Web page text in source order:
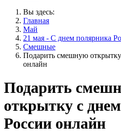
Вы здесь:
Главная
Май
21 мая - С днем полярника
Смешные
Подарить смешную
онлайн
Подарить
открытку с
России онлайн